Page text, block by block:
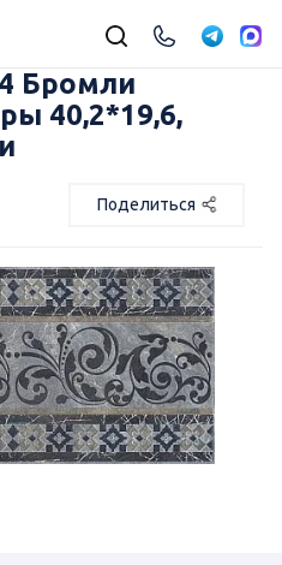
Бромли
40,2*19,6,
Поделиться